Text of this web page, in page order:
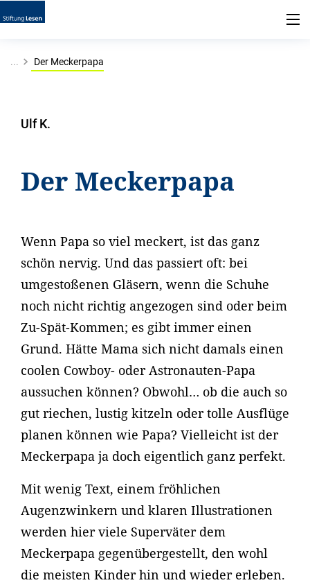
... Der Meckerpapa
Ulf K.
Der Meckerpapa
Wenn Papa so viel meckert, ist das ganz
schön nervig. Und das passiert oft: bei
umgestoßenen Gläsern, wenn die Schuhe
noch nicht richtig angezogen sind oder beim
Zu-Spät-Kommen; es gibt immer einen
Grund. Hätte Mama sich nicht damals einen
coolen Cowboy- oder Astronauten-Papa
aussuchen können? Obwohl… ob die auch so
gut riechen, lustig kitzeln oder tolle Ausflüge
planen können wie Papa? Vielleicht ist der
Meckerpapa ja doch eigentlich ganz perfekt.
Mit wenig Text, einem fröhlichen
Augenzwinkern und klaren Illustrationen
werden hier viele Superväter dem
Meckerpapa gegenübergestellt, den wohl
die meisten Kinder hin und wieder erleben.